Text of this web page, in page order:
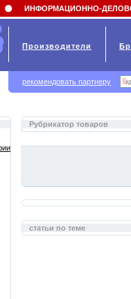
value
Рубрикатор товаров
статьи по теме
ИНФОРМАЦИОННО-
Производители
рекомендовать партнеру